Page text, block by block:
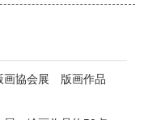
画協会展 版画作品